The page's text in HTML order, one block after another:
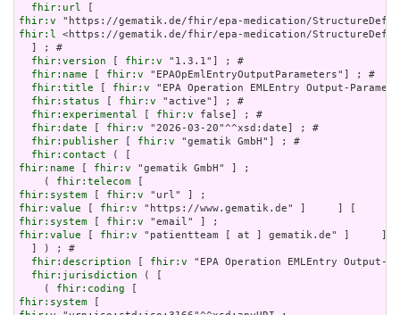
fhir:url
fhir:v
fhir:l <https://gematik.de/fhir/epa-medication/
  ] ; #
fhir:version [ fhir:v "1.3.1"] ; #
fhir:name [ fhir:v "EPAOpEmlEntryOutputParameters"] ; #
fhir:title [ fhir:v "EPA Operation EMLEntry Output-
fhir:status [ fhir:v "active"] ; #
fhir:experimental [ fhir:v false] ; #
fhir:date [ fhir:v "2026-03-20"^^xsd:date] ; #
fhir:publisher [ fhir:v "gematik GmbH"] ; #
fhir:contact
fhir:name [ fhir:v "gematik GmbH" ] ;
    (
fhir:telecom
fhir:system [ fhir:v
fhir:value [ fhir:v
fhir:system [ fhir:v
fhir:value [ fhir:v "patientteam [ at ] gematik.de" ]     ] )
  ] ) ; #
fhir:description [ fhir:v "EPA Operation EMLEntry
fhir:jurisdiction ( [
    (
fhir:coding
fhir:system